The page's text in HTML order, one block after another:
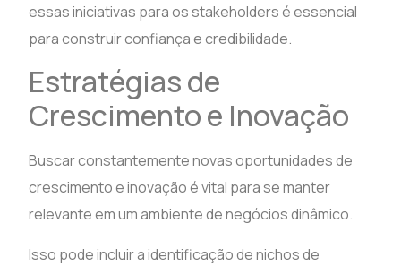
essas iniciativas para os stakeholders é essencial
para construir confiança e credibilidade.
Estratégias de
Crescimento e Inovação
Buscar constantemente novas oportunidades de
crescimento e inovação é vital para se manter
relevante em um ambiente de negócios dinâmico.
Isso pode incluir a identificação de nichos de